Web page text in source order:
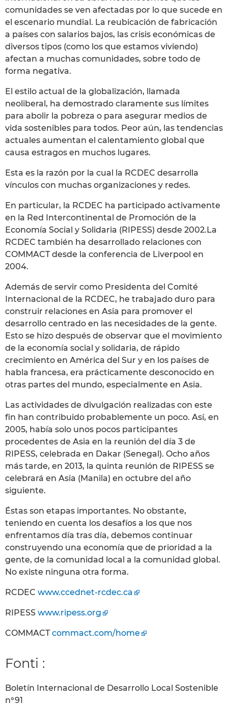
comunidades se ven afectadas por lo que sucede en
el escenario mundial. La reubicación de fabricación
a países con salarios bajos, las crisis económicas de
diversos tipos (como los que estamos viviendo)
afectan a muchas comunidades, sobre todo de
forma negativa.
El estilo actual de la globalización, llamada
neoliberal, ha demostrado claramente sus límites
para abolir la pobreza o para asegurar medios de
vida sostenibles para todos. Peor aún, las tendencias
actuales aumentan el calentamiento global que
causa estragos en muchos lugares.
Esta es la razón por la cual la RCDEC desarrolla
vínculos con muchas organizaciones y redes.
En particular, la RCDEC ha participado activamente
en la Red Intercontinental de Promoción de la
Economía Social y Solidaria (RIPESS) desde 2002.La
RCDEC también ha desarrollado relaciones con
COMMACT desde la conferencia de Liverpool en
2004.
Además de servir como Presidenta del Comité
Internacional de la RCDEC, he trabajado duro para
construir relaciones en Asia para promover el
desarrollo centrado en las necesidades de la gente.
Esto se hizo después de observar que el movimiento
de la economía social y solidaria, de rápido
crecimiento en América del Sur y en los países de
habla francesa, era prácticamente desconocido en
otras partes del mundo, especialmente en Asia.
Las actividades de divulgación realizadas con este
fin han contribuido probablemente un poco. Así, en
2005, había solo unos pocos participantes
procedentes de Asia en la reunión del día 3 de
RIPESS, celebrada en Dakar (Senegal). Ocho años
más tarde, en 2013, la quinta reunión de RIPESS se
celebrará en Asia (Manila) en octubre del año
siguiente.
Éstas son etapas importantes. No obstante,
teniendo en cuenta los desafíos a los que nos
enfrentamos día tras día, debemos continuar
construyendo una economía que de prioridad a la
gente, de la comunidad local a la comunidad global.
No existe ninguna otra forma.
RCDEC www.ccednet-rcdec.ca
RIPESS www.ripess.org
COMMACTcommact.com/home
Fonti :
Boletín Internacional de Desarrollo Local Sostenible
n°91